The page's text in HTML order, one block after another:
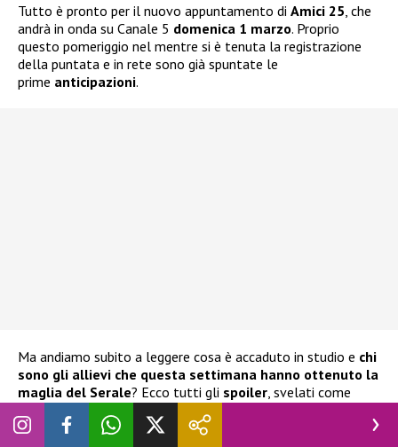
Tutto è pronto per il nuovo appuntamento di Amici 25 , che
andrà in onda su Canale 5 domenica 1 marzo. Proprio
questo pomeriggio nel mentre si è tenuta la registrazione
della puntata e in rete sono già spuntate le
prime anticipazioni.
Ma andiamo subito a leggere cosa è accaduto in studio e chi
sono gli allievi che questa settimana hanno ottenuto la
maglia del Serale? Ecco tutti gli spoiler , svelati come